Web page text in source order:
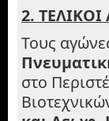
2.
Τους
στο